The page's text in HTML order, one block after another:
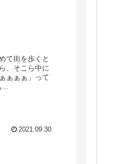
て街を歩くと
、そこら中に
ぁぁぁ」って
2021.09.30